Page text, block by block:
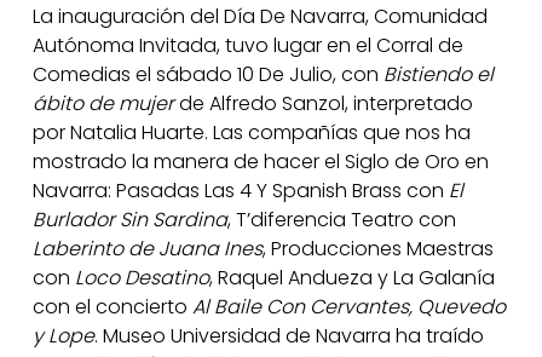
La inauguración del Día De Navarra, Comunidad
Autónoma Invitada, tuvo lugar en el Corral de
Comedias el sábado 10 De Julio, con Bistiendo el
ábito de mujerde Alfredo Sanzol, interpretado
por Natalia Huarte. Las compañías que nos ha
mostrado la manera de hacer el Siglo de Oro en
Navarra: Pasadas Las 4 Y Spanish Brass con El
Burlador Sin Sardina, T’diferencia Teatro con
Laberinto de Juana Ines, Producciones Maestras
con Loco Desatino, Raquel Andueza y La Galanía
con el concierto Al Baile Con Cervantes, Quevedo
y Lope. Museo Universidad de Navarra ha traído